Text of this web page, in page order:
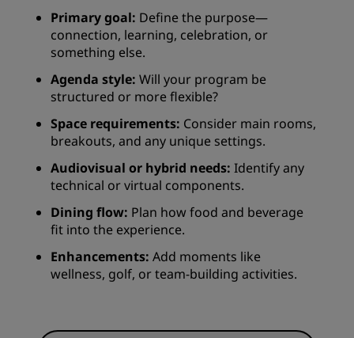
Primary goal: Define the purpose—
connection, learning, celebration, or
something else.
Agenda style: Will your program be
structured or more flexible?
Space requirements: Consider main rooms,
breakouts, and any unique settings.
Audiovisual or hybrid needs: Identify any
technical or virtual components.
Dining flow: Plan how food and beverage
fit into the experience.
Enhancements: Add moments like
wellness, golf, or team-building activities.